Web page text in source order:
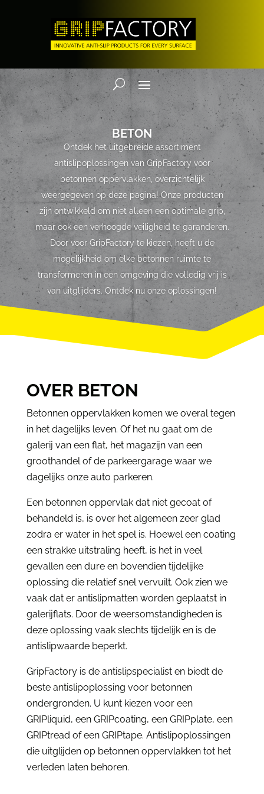
BETON
Ontdek het uitgebreide assortiment
antislipoplossingen van GripFactory voor
betonnen oppervlakken, overzichtelijk
weergegeven op deze pagina! Onze producten
zijn ontwikkeld om niet alleen een optimale grip,
maar ook een verhoogde veiligheid te garanderen.
Door voor GripFactory te kiezen, heeft u de
mogelijkheid om elke betonnen ruimte te
transformeren in een omgeving die volledig vrij is
van uitglijders. Ontdek nu onze oplossingen!
OVER BETON
Betonnen oppervlakken komen we overal tegen
in het dagelijks leven. Of het nu gaat om de
galerij van een flat, het magazijn van een
groothandel of de parkeergarage waar we
dagelijks onze auto parkeren.
Een betonnen oppervlak dat niet gecoat of
behandeld is, is over het algemeen zeer glad
zodra er water in het spel is. Hoewel een coating
een strakke uitstraling heeft, is het in veel
gevallen een dure en bovendien tijdelijke
oplossing die relatief snel vervuilt. Ook zien we
vaak dat er antislipmatten worden geplaatst in
galerijflats. Door de weersomstandigheden is
deze oplossing vaak slechts tijdelijk en is de
antislipwaarde beperkt.
GripFactory is de antislipspecialist en biedt de
beste antislipoplossing voor betonnen
ondergronden. U kunt kiezen voor een
GRIPliquid, een GRIPcoating, een GRIPplate, een
GRIPtread of een GRIPtape. Antislipoplossingen
die uitglijden op betonnen oppervlakken tot het
verleden laten behoren.